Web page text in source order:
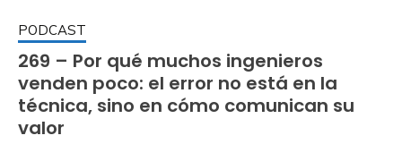
PODCAST
269 – Por qué muchos ingenieros
venden poco: el error no está en la
técnica, sino en cómo comunican su
valor